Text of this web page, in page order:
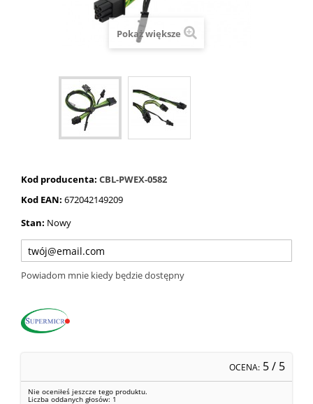
Pokaż większe
Kod producenta: CBL-PWEX-0582
Kod EAN: 672042149209
Stan: Nowy
Powiadom mnie kiedy będzie dostępny
OCENA: 5/ 5
Nie oceniłeś jeszcze tego produktu.
Liczba oddanych głosów: 1